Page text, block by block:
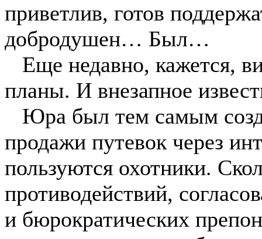
приветлив, готов
добродушен… Был…
Еще недавно, кажется,
планы. И внезапное
Юра был тем самым
продажи путевок через
пользуются охотники.
противодействий,
и бюрократических